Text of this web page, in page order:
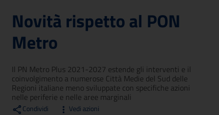
Novità rispetto al PON
Metro
Il PN Metro Plus 2021-2027 estende gli interventi e il
coinvolgimento a numerose Città Medie del Sud delle
Regioni italiane meno sviluppate con specifiche azioni
nelle periferie e nelle aree marginali
Condividi Vedi azioni